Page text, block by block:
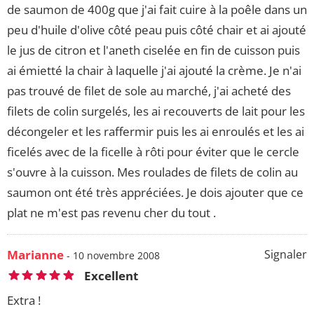
de saumon de 400g que j'ai fait cuire à la poêle dans un
peu d'huile d'olive côté peau puis côté chair et ai ajouté
le jus de citron et l'aneth ciselée en fin de cuisson puis
ai émietté la chair à laquelle j'ai ajouté la crème. Je n'ai
pas trouvé de filet de sole au marché, j'ai acheté des
filets de colin surgelés, les ai recouverts de lait pour les
décongeler et les raffermir puis les ai enroulés et les ai
ficelés avec de la ficelle à rôti pour éviter que le cercle
s'ouvre à la cuisson. Mes roulades de filets de colin au
saumon ont été très appréciées. Je dois ajouter que ce
plat ne m'est pas revenu cher du tout .
Signaler
Marianne - 10 novembre 2008
Excellent
Extra !